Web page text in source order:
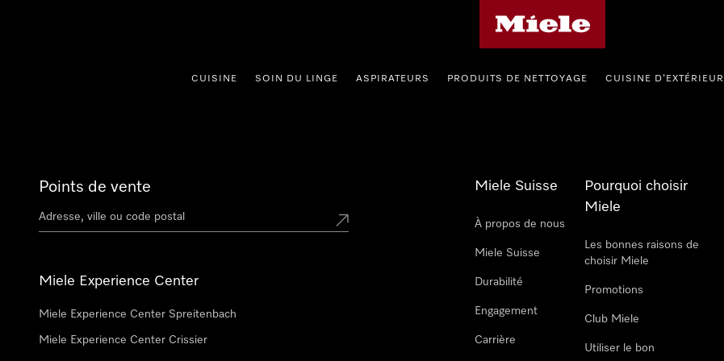
CUISINE SOIN DU LINGE ASPIRATEURS PRODUITS DE NETTOYAGE CUISINE D’EXTÉRIEUR
Points de vente
Miele Experience Center
Miele Experience Center Spreitenbach
Miele Experience Center Crissier
Miele Suisse
À propos de nous
Miele Suisse
Durabilité
Engagement
Carrière
Pourquoi choisir
Miele
Les bonnes raisons de
choisir Miele
Promotions
Club Miele
Utiliser le bon